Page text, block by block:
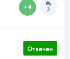
+4 2
Отвечен